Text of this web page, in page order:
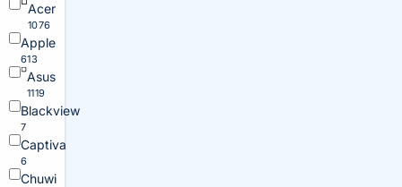
Acer
1076
Apple
613
Asus
1119
Blackview
7
Captiva
6
Chuwi